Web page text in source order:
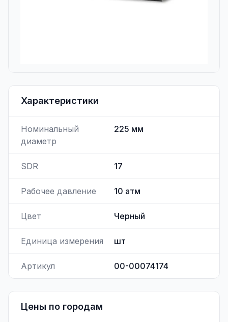
Характеристики
Номинальный
диаметр
225 мм
SDR 17
Рабочее давление 10 атм
Цвет Черный
Единица измерения шт
Артикул 00-00074174
Цены по городам